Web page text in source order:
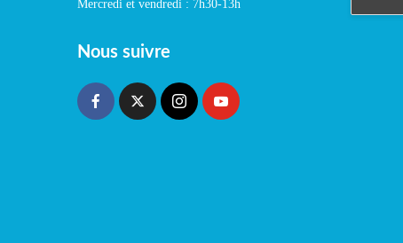
Mercredi et vendredi : 7h30-13h
Nous suivre